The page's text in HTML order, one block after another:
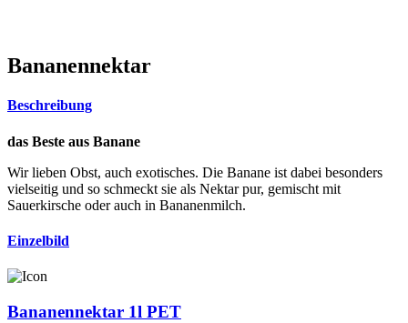
Bananennektar
Beschreibung
das Beste aus Banane
Wir lieben Obst, auch exotisches. Die Banane ist dabei besonders
vielseitig und so schmeckt sie als Nektar pur, gemischt mit
Sauerkirsche oder auch in Bananenmilch.
Einzelbild
Bananennektar 1l PET